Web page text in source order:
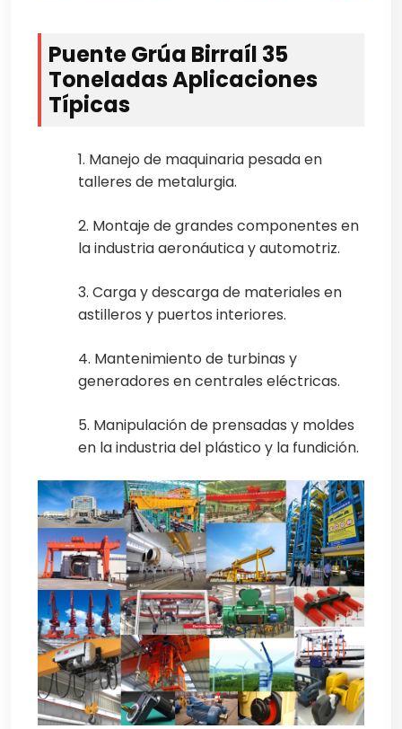
Puente Grúa Birraíl 35
Toneladas Aplicaciones
Típicas
1. Manejo de maquinaria pesada en
talleres de metalurgia.
2. Montaje de grandes componentes en
la industria aeronáutica y automotriz.
3. Carga y descarga de materiales en
astilleros y puertos interiores.
4. Mantenimiento de turbinas y
generadores en centrales eléctricas.
5. Manipulación de prensadas y moldes
en la industria del plástico y la fundición.